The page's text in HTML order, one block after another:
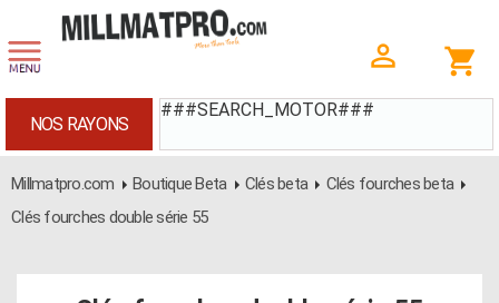
###SEARCH_MOTOR###
NOS RAYONS
Millmatpro.com Boutique Beta Clés beta
Clés fourches beta
Clés fourches double série 55